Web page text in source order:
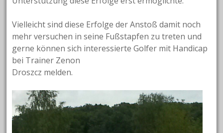
Vielleicht sind diese Erfolge der Anstoß damit noch
mehr versuchen in seine Fußstapfen zu treten und
gerne können sich interessierte Golfer mit Handicap
bei Trainer Zenon
Droszcz melden.